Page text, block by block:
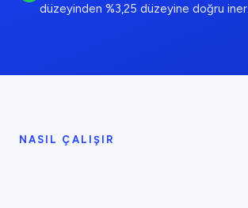
düzeyinden %3,25 düzeyine doğru iner.
NASIL ÇALIŞIR